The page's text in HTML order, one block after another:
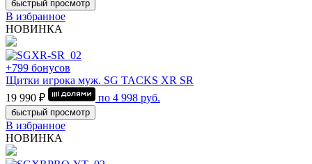
быстрый просмотр
В избранное
НОВИНКА
+799 бонусов
Щитки игрока муж. SG TACKS XR SR
19 990 ₽
по 4 998 руб.
быстрый просмотр
В избранное
НОВИНКА